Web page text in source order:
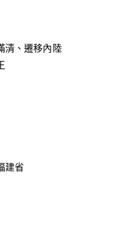
清、遷移內陸
建省